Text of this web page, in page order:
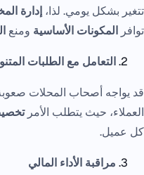
تتغير بشكل يومي. لذا، إدارة
توافر المكونات الأساسية ومنع
التعامل مع الطلبات
قد يواجه أصحاب المحلات
العملاء، حيث يتطلب الأمر
كل عميل.
مراقبة الأداء المالي